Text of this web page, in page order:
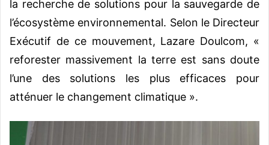
la recherche de solutions pour la sauvegarde de
l’écosystème environnemental. Selon le Directeur
Exécutif de ce mouvement, Lazare Doulcom, «
reforester massivement la terre est sans doute
l’une des solutions les plus efficaces pour
atténuer le changement climatique ».